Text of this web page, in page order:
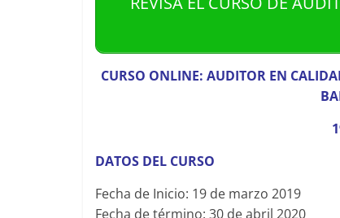
CURSO ONLINE: AUDITOR EN
DATOS DEL CURSO
Fecha de Inicio: 19 de marzo 2019
Fecha de término: 30 de abril 2020